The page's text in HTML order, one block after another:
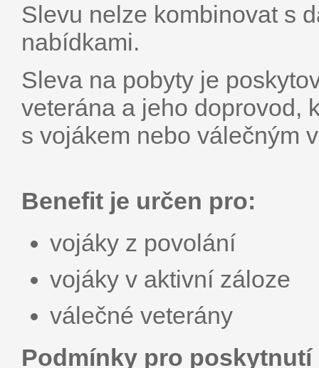
Slevu nelze kombinovat s
nabídkami.
Sleva na pobyty je
veterána a jeho doprovod,
s vojákem nebo válečným
Benefit je určen pro:
vojáky z povolání
vojáky v aktivní záloze
válečné veterány
Podmínky pro poskytnutí